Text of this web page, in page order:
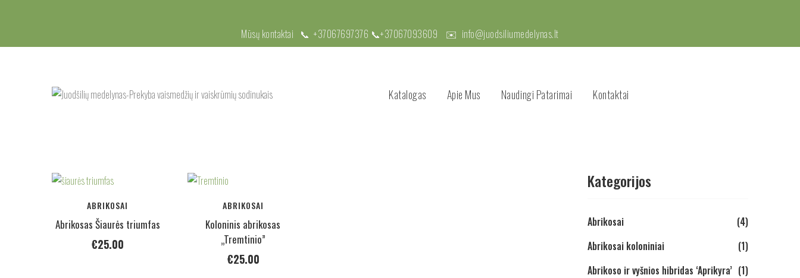
Mūsų kontaktai 📞+37067697376 📞+37067093609 ✉️ info@juodsiliumedelynas.lt
Katalogas Apie Mus Naudingi Patarimai Kontaktai
ABRIKOSAI
Abrikosas Šiaurės triumfas
€25.00
ABRIKOSAI
Koloninis abrikosas
„Tremtinio”
€25.00
Kategorijos
Abrikosai
(4)
Abrikosai koloniniai
(1)
Abrikoso ir vyšnios hibridas ‘Aprikyra’ (1)